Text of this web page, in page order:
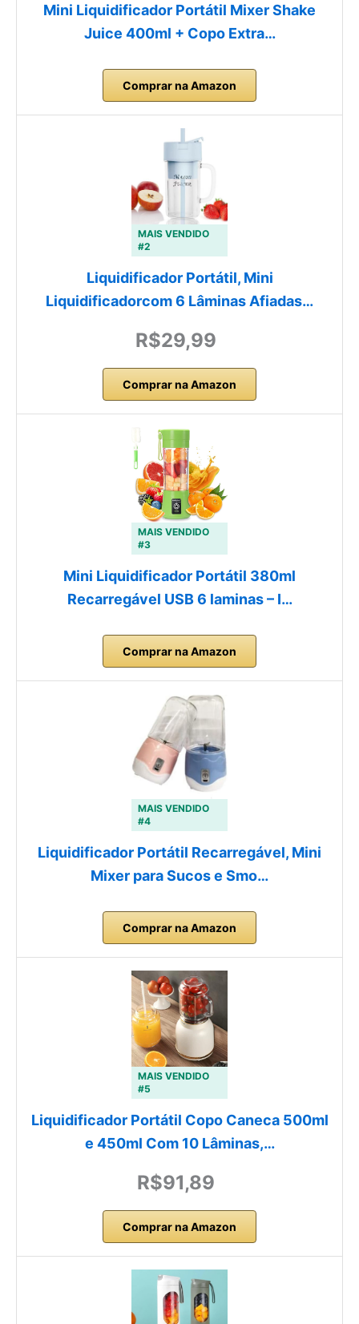
Mini Liquidificador Portátil Mixer Shake
Juice 400ml + Copo Extra…
Comprar na Amazon
MAIS VENDIDO
#2
Liquidificador Portátil, Mini
Liquidificadorcom 6 Lâminas Afiadas…
R$29,99
Comprar na Amazon
MAIS VENDIDO
#3
Mini Liquidificador Portátil 380ml
Recarregável USB 6 laminas – I…
Comprar na Amazon
MAIS VENDIDO
#4
Liquidificador Portátil Recarregável, Mini
Mixer para Sucos e Smo…
Comprar na Amazon
MAIS VENDIDO
#5
Liquidificador Portátil Copo Caneca 500ml
e 450ml Com 10 Lâminas,…
R$91,89
Comprar na Amazon